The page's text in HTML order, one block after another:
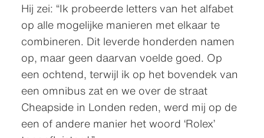
Hij zei: “Ik probeerde letters van het alfabet
op alle mogelijke manieren met elkaar te
combineren. Dit leverde honderden namen
op, maar geen daarvan voelde goed. Op
een ochtend, terwijl ik op het bovendek van
een omnibus zat en we over de straat
Cheapside in Londen reden, werd mij op de
een of andere manier het woord ‘Rolex’